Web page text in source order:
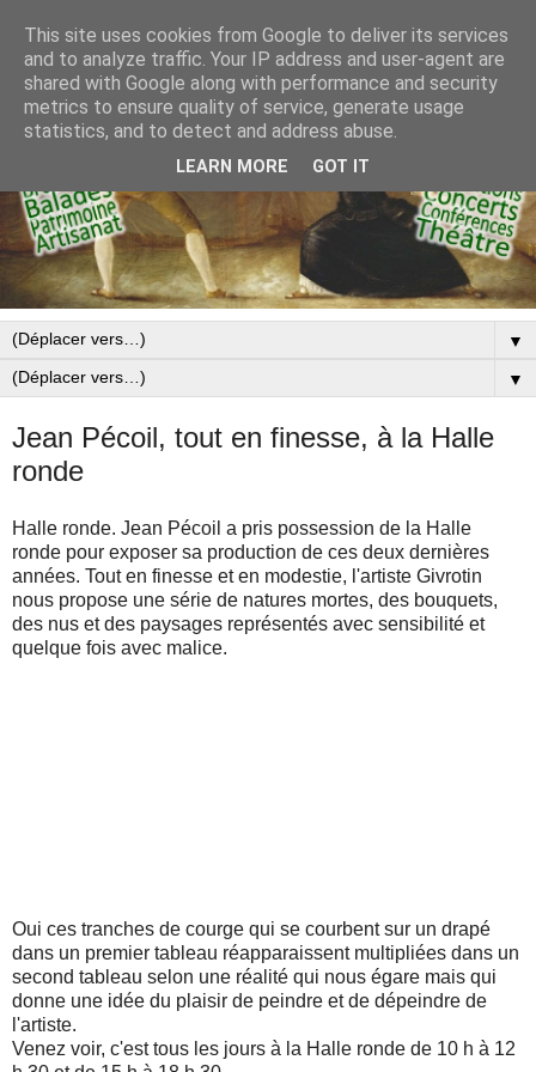
▼
▼
Jean Pécoil, tout en finesse, à la Halle
ronde
Halle ronde. Jean Pécoil a pris possession de la Halle
ronde pour exposer sa production de ces deux dernières
années. Tout en finesse et en modestie, l'artiste Givrotin
nous propose une série de natures mortes, des bouquets,
des nus et des paysages représentés avec sensibilité et
quelque fois avec malice.
Oui ces tranches de courge qui se courbent sur un drapé
dans un premier tableau réapparaissent multipliées dans un
second tableau selon une réalité qui nous égare mais qui
donne une idée du plaisir de peindre et de dépeindre de
l'artiste.
Venez voir, c'est tous les jours à la Halle ronde de 10 h à 12
This site uses cookies from Google to deliver its services
and to analyze traffic. Your IP address and user-agent are
shared with Google along with performance and security
metrics to ensure quality of service, generate usage
statistics, and to detect and address abuse.
LEARN MORE GOT IT